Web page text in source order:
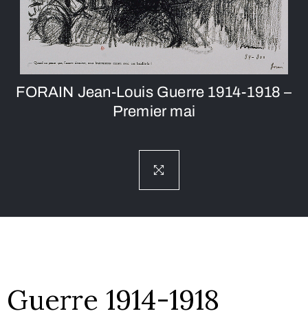
FORAIN Jean-Louis Guerre 1914-1918 –
Premier mai
Guerre 1914-1918